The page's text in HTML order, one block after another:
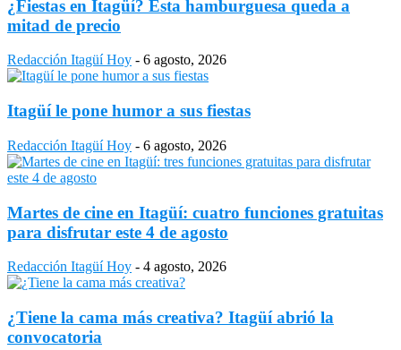
¿Fiestas en Itagüí? Esta hamburguesa queda a
mitad de precio
Redacción Itagüí Hoy - 6 agosto, 2026
Itagüí le pone humor a sus fiestas
Redacción Itagüí Hoy - 6 agosto, 2026
Martes de cine en Itagüí: cuatro funciones gratuitas
para disfrutar este 4 de agosto
Redacción Itagüí Hoy - 4 agosto, 2026
¿Tiene la cama más creativa? Itagüí abrió la
convocatoria